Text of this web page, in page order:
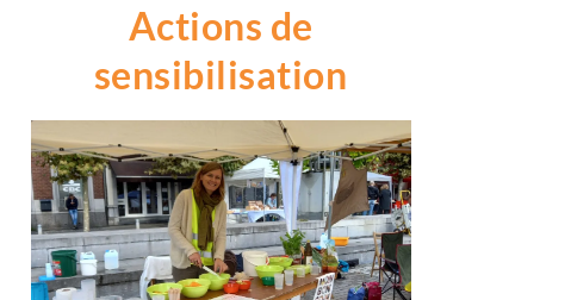
Actions de
sensibilisation